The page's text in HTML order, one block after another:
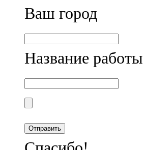
Ваш город
Название работы